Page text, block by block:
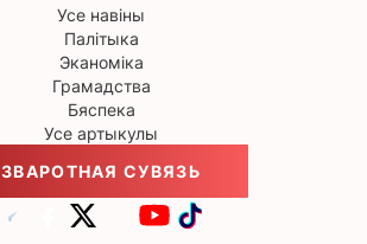
Усе навіны
Палітыка
Эканоміка
Грамадства
Бяспека
Усе артыкулы
ЗВАРОТНАЯ СУВЯЗЬ